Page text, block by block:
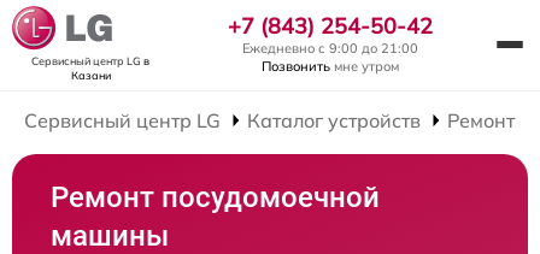
Сервисный центр LG в
Казани
+7 (843) 254-50-42
Ежедневно с 9:00 до 21:00
Позвонить мне утром
Сервисный центр LG Каталог устройств Ремонт
Ремонт посудомоечной
машины